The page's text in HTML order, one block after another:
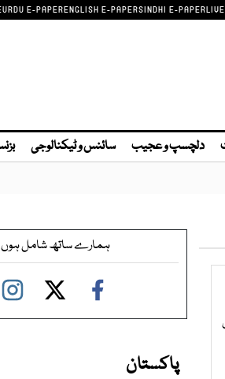
URDU E-PAPERENGLISH E-PAPERSINDHI E-PAPER
دلچسپ و عجیب سائنس و ٹیکنالوجی
ہمارے ساتھ شامل ہوں
پاکستان